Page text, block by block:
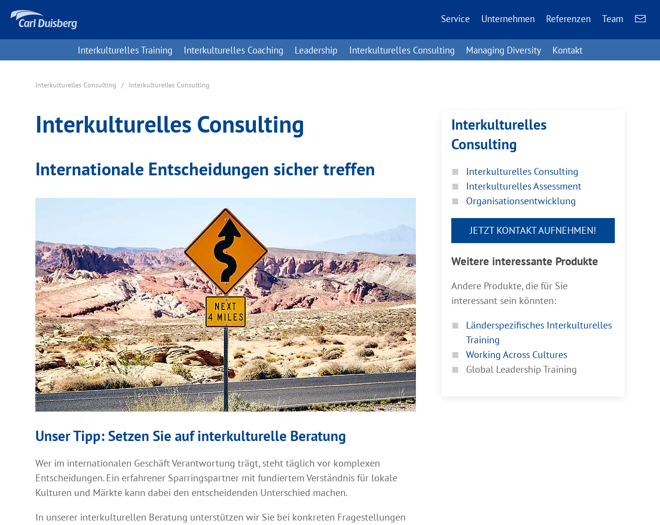
Service Unternehmen Referenzen Team
Interkulturelles Training Interkulturelles Coaching Leadership Interkulturelles Consulting Managing Diversity Kontakt
Interkulturelles Consulting Interkulturelles Consulting
Interkulturelles Consulting
Internationale Entscheidungen sicher treffen
Unser Tipp: Setzen Sie auf interkulturelle Beratung
Wer im internationalen Geschäft Verantwortung trägt, steht täglich vor komplexen
Entscheidungen. Ein erfahrener Sparringspartner mit fundiertem Verständnis für lokale
Kulturen und Märkte kann dabei den entscheidenden Unterschied machen.
In unserer interkulturellen Beratung unterstützen wir Sie bei konkreten Fragestellungen
Interkulturelles
Consulting
Interkulturelles Consulting
Interkulturelles Assessment
Organisationsentwicklung
JETZT KONTAKT AUFNEHMEN!
Weitere interessante Produkte
Andere Produkte, die für Sie
interessant sein könnten:
Länderspezifisches Interkulturelles
Training
Working Across Cultures
Global Leadership Training